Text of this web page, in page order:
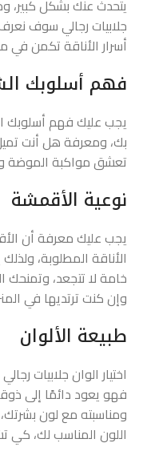
يتحدث عنك بشكل كبير،
جلابيات رجالي سوف
أسرار الأناقة تكمن
فهم أسلوبك
يجب عليك فهم أسلوبك
بك، ومعرفة هل أنت
تعشق مواكبة الموضة
نوعية الأقمشة
يجب عليك معرفة أن
الأناقة المطلوبة،
خامة لا تتجعد،
وإن كنت ترتديها في
طبيعة الألوان
اختيار الوان جلابيات
فهو يعود دائمًا إلى
ومناسبته مع لون بشرتك،
اللون المناسب لك، كي